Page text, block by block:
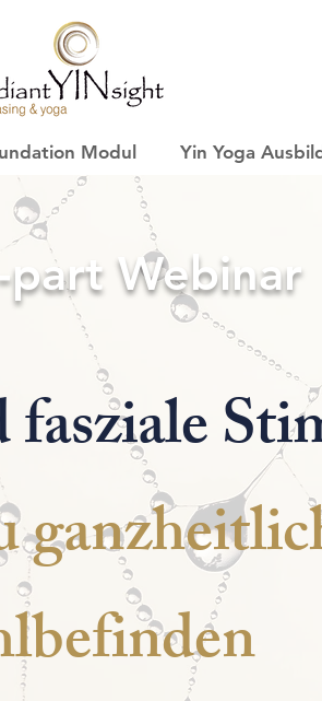
Modul Yin Yoga
Webinar